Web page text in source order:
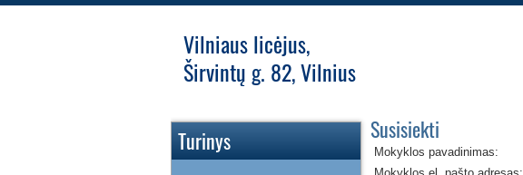
Vilniaus licėjus,
Širvintų g. 82, Vilnius
Turinys Susisiekti
Mokyklos pavadinimas: